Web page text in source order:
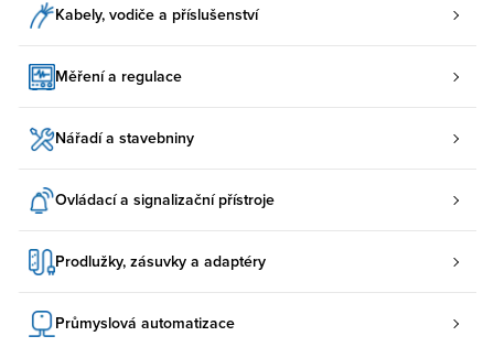
Kabely, vodiče a příslušenství
Měření a regulace
Nářadí a stavebniny
Ovládací a signalizační přístroje
Prodlužky, zásuvky a adaptéry
Průmyslová automatizace